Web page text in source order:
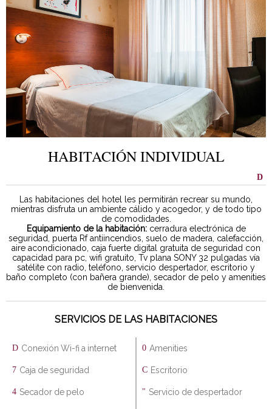
HABITACIÓN INDIVIDUAL
Las habitaciones del hotel les permitirán recrear su mundo,
mientras disfruta un ambiente cálido y acogedor, y de todo tipo
de comodidades.
Equipamiento de la habitación:cerradura electrónica de
seguridad, puerta Rf antiincendios, suelo de madera, calefacción,
aire acondicionado, caja fuerte digital gratuita de seguridad con
capacidad para pc, wifi gratuito, Tv plana SONY 32 pulgadas vía
satélite con radio, teléfono, servicio despertador, escritorio y
baño completo (con bañera grande), secador de pelo y amenities
de bienvenida.
SERVICIOS DE LAS HABITACIONES
Conexión Wi-fi a internet Amenities
Caja de seguridad Escritorio
Secador de pelo Servicio de despertador